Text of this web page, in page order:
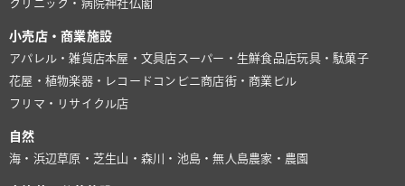
クリニック・病院神社仏閣
小売店・商業施設
アパレル・雑貨店本屋・文具店 スーパー・生鮮食品店玩具・駄菓子
花屋・植物楽器・レコード コンビニ商店街・商業ビル
フリマ・リサイクル店
自然
海・浜辺 草原・芝生山・森川・池島・無人島農家・農園